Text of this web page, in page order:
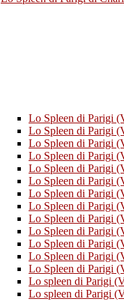
Lo Spleen di Parigi
Lo Spleen di Parigi
Lo Spleen di Parigi
Lo Spleen di Parigi
Lo Spleen di Parigi
Lo Spleen di Parigi
Lo Spleen di Parigi
Lo Spleen di Parigi
Lo Spleen di Parigi
Lo Spleen di Parigi
Lo Spleen di Parigi
Lo Spleen di Parigi
Lo Spleen di Parigi
Lo spleen di Parigi
Lo spleen di Parigi